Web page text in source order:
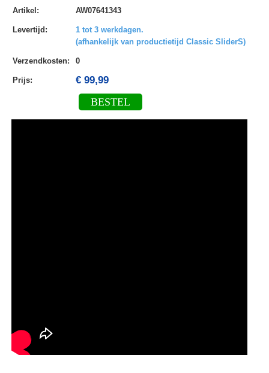
Artikel : AW07641343
Levertijd :
1 tot 3 werkdagen.
(afhankelijk van productietijd Classic SliderS)
Verzendkosten: 0
Prijs: € 99,99
BESTEL